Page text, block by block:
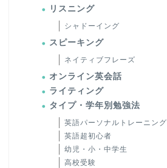
リスニング
シャドーイング
スピーキング
ネイティブフレーズ
オンライン英会話
ライティング
タイプ・学年別勉強法
英語パーソナルトレーニング
英語超初心者
幼児・小・中学生
高校受験